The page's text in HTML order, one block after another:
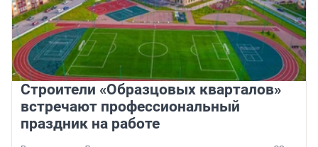
Строители «Образцовых кварталов»
встречают профессиональный
праздник на работе